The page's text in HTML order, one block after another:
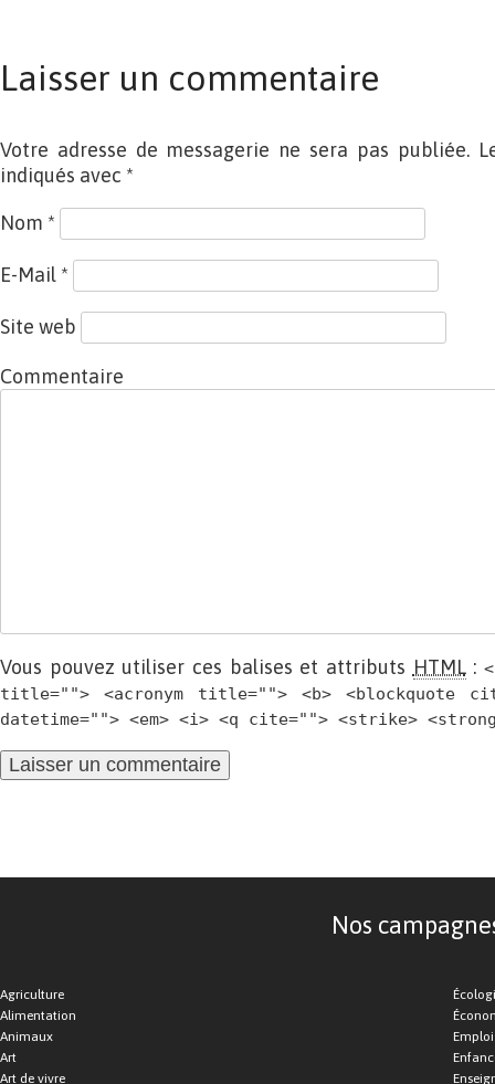
Laisser un commentaire
Votre adresse de messagerie ne sera pas publiée.
indiqués avec *
Nom *
E-Mail *
Site web
Commentaire
Vous pouvez utiliser ces balises et attributs HTML:
title=""> <acronym title=""> <b> <blockquote
datetime=""> <em> <i> <q cite=""> <strike>
Nos
Agriculture
Alimentation
Animaux
Art
Art de vivre
Emploi